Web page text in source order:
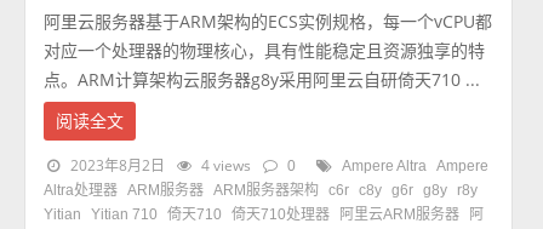
阿里云服务器基于ARM架构的ECS实例规格，每一个vCPU都
对应一个处理器的物理核心，具有性能稳定且资源独享的特
点。ARM计算架构云服务器g8y采用阿里云自研倚天710 ...
阅读全文
2023年8月2日 4 views 0 Ampere Altra
Ampere
Altra处理器 ARM服务器 ARM服务器架构 c6r c8y g6r g8y
r8y
Yitian
Yitian 710 倚天710 倚天710处理器 阿里云ARM服务器 阿